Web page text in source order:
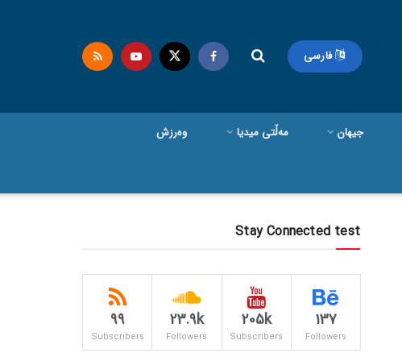
فارسی
جیهان مەڵتی میدیا وەرزش
Stay Connected test
137
Followers
205k
Subscribers
23.9k
Followers
99
Subscribers